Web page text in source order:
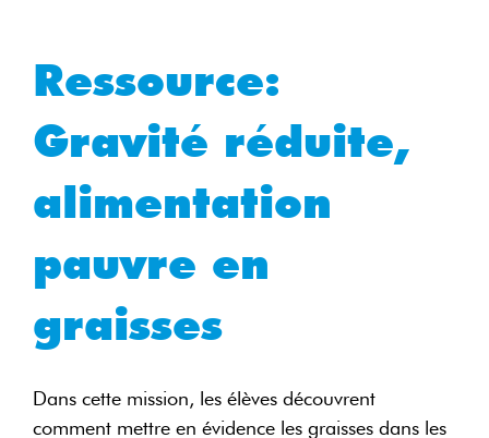
Ressource:
Gravité réduite,
alimentation
pauvre en
graisses
Dans cette mission, les élèves découvrent
comment mettre en évidence les graisses dans les